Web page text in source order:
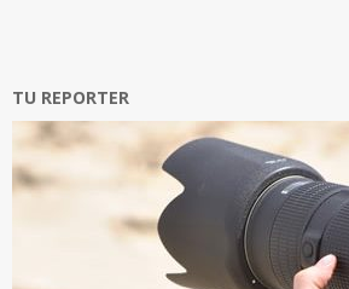
TU REPORTER